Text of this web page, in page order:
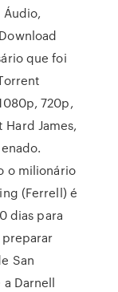
que foi
720p,
Hard James,
o milionário
(Ferrell) é
dias para
San
Darnell